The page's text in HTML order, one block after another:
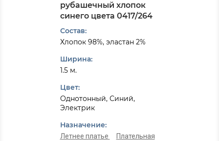
рубашечный хлопок
синего цвета 0417/264
Состав:
Хлопок 98%, эластан 2%
Ширина:
1.5 м.
Цвет:
Однотонный, Синий,
Электрик
Назначение:
Летнее платье
Плательная